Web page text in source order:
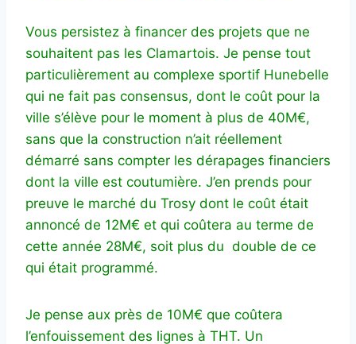
Vous persistez à financer des projets que ne
souhaitent pas les Clamartois. Je pense tout
particulièrement au complexe sportif Hunebelle
qui ne fait pas consensus, dont le coût pour la
ville s’élève pour le moment à plus de 40M€,
sans que la construction n’ait réellement
démarré sans compter les dérapages financiers
dont la ville est coutumière. J’en prends pour
preuve le marché du Trosy dont le coût était
annoncé de 12M€ et qui coûtera au terme de
cette année 28M€, soit plus du double de ce
qui était programmé.
Je pense aux près de 10M€ que coûtera
l’enfouissement des lignes à THT. Un